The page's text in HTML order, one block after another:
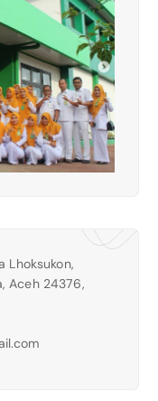
Lhoksukon,
Aceh 24376,